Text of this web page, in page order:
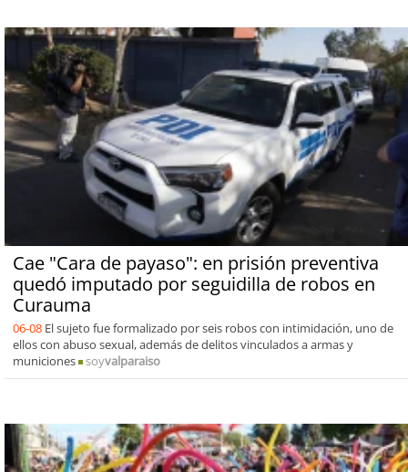
Cae "Cara de payaso": en prisión preventiva
quedó imputado por seguidilla de robos en
Curauma
06-08 El sujeto fue formalizado por seis robos con intimidación, uno de
ellos con abuso sexual, además de delitos vinculados a armas y
municiones
soyvalparaiso